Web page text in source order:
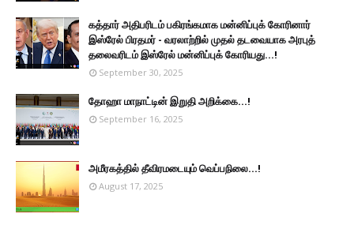
கத்தார் அதிபரிடம் பகிரங்கமாக மன்னிப்புக் கோரினார்
இஸ்ரேல் பிரதமர் - வரலாற்றில் முதல் தடவையாக அரபுத்
தலைவரிடம் இஸ்ரேல் மன்னிப்புக் கோரியது...!
September 30, 2025
தோஹா மாநாட்டின் இறுதி அறிக்கை...!
September 16, 2025
அமீரகத்தில் தீவிரமடையும் வெப்பநிலை...!
August 17, 2025